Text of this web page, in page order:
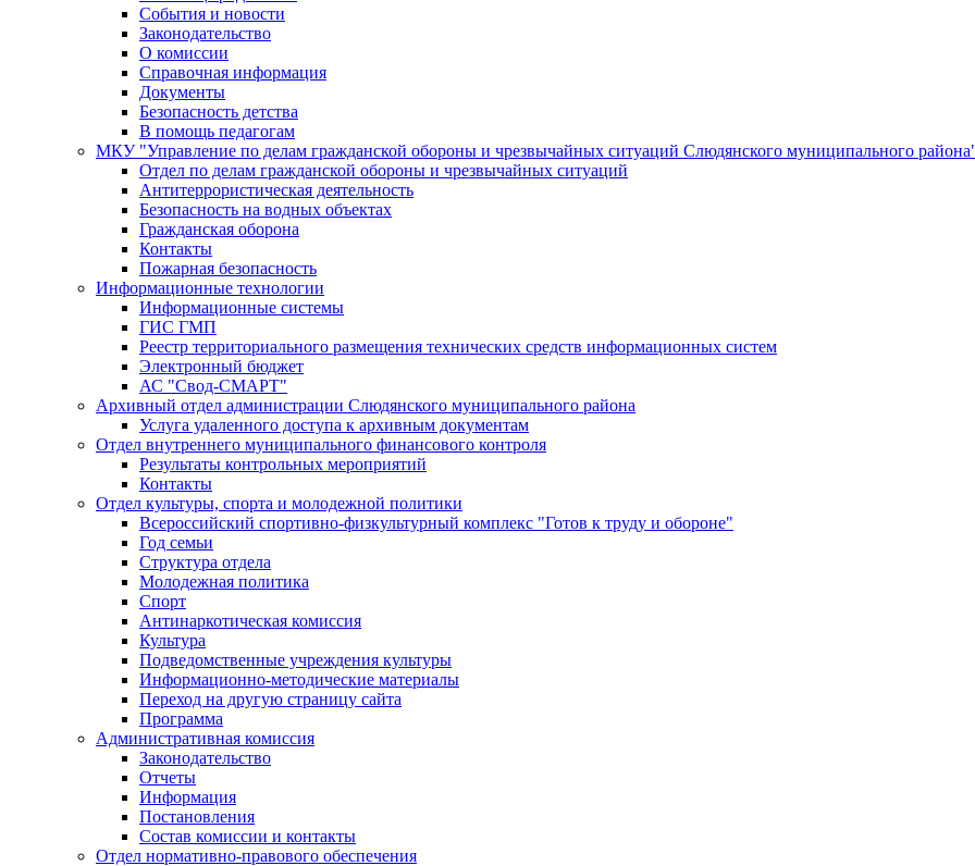
События и новости
Законодательство
О комиссии
Справочная информация
Документы
Безопасность детства
В помощь педагогам
МКУ "Управление по делам гражданской обороны и чрезвычайных ситуаций Слюдянского муниципального
Отдел по делам гражданской обороны и чрезвычайных ситуаций
Антитеррористическая деятельность
Безопасность на водных объектах
Гражданская оборона
Контакты
Пожарная безопасность
Информационные технологии
Информационные системы
ГИС ГМП
Реестр территориального размещения технических средств информационных систем
Электронный бюджет
АС "Свод-СМАРТ"
Архивный отдел администрации Слюдянского муниципального района
Услуга удаленного доступа к архивным документам
Отдел внутреннего муниципального финансового контроля
Результаты контрольных мероприятий
Контакты
Отдел культуры, спорта и молодежной политики
Всероссийский спортивно-физкультурный комплекс "Готов к труду и обороне"
Год семьи
Структура отдела
Молодежная политика
Спорт
Антинаркотическая комиссия
Культура
Подведомственные учреждения культуры
Информационно-методические материалы
Переход на другую страницу сайта
Программа
Административная комиссия
Законодательство
Отчеты
Информация
Постановления
Состав комиссии и контакты
Отдел нормативно-правового обеспечения